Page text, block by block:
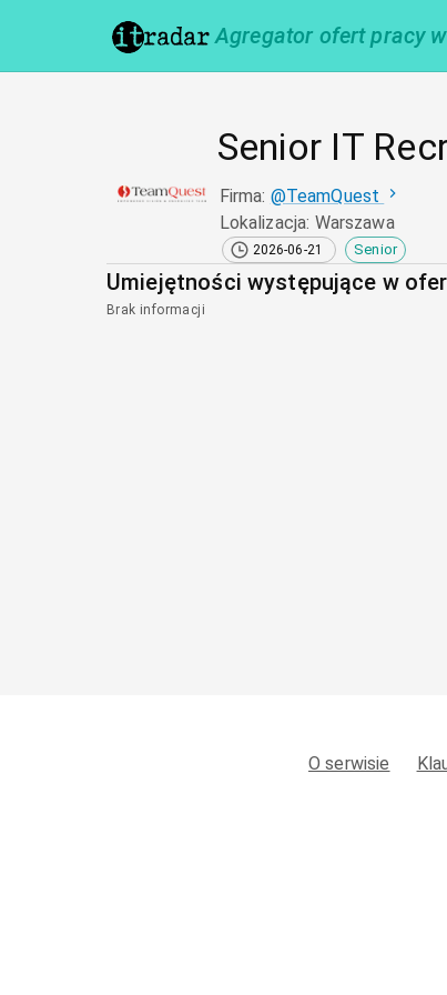
Agregator ofert pracy
Senior IT
Firma: @TeamQuest
Lokalizacja: Warszawa
2026-06-21 Senior
Umiejętności występujące w
Brak informacji
O serwisie